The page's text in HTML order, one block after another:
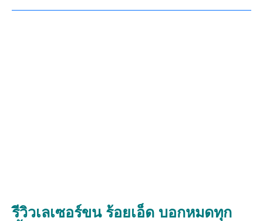
k a
รีวิวเลเซอร์ขน ร้อยเอ็ด บอกหมดทุก